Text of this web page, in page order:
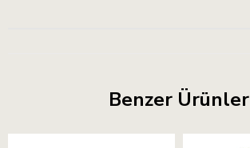
Benzer Ürünler